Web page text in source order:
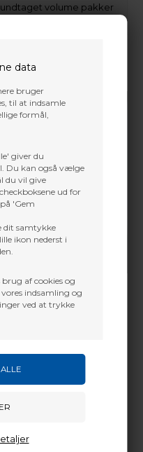
data
bruger
til at indsamle
formål,
giver du
Du kan også vælge
du vil give
ud for
'Gem
dit samtykke
ikon nederst i
af cookies og
indsamling og
ved at trykke
undtaget volume pakker
Trustpilot
indenfor 24 timer.